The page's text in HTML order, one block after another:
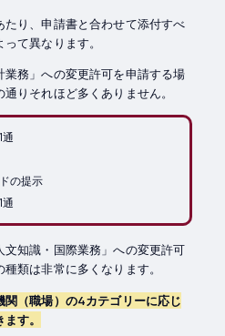
り、申請書と合わせて添付すべ
て異なります。
務」への変更許可を申請する場
りそれほど多くありません。
の提示
文知識・国際業務」への変更許可
類は非常に多くなります。
関（職場）の4カテゴリーに応じ
す。